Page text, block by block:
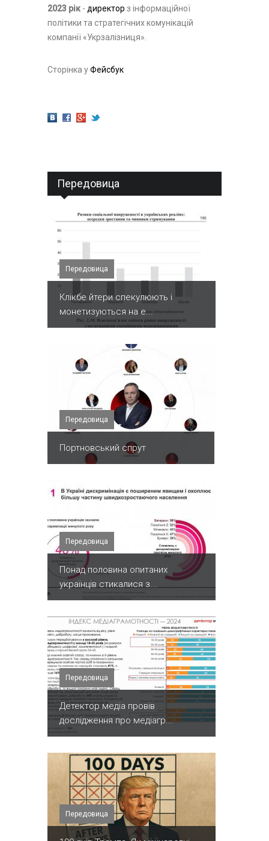
2023 рік - директор з інформаційної
політики та стратегічних комунікацій
компанії «Укрзалізниця».
Сторінка уФейсбук
Передовица
Передовица
Клікбе йтери спекулюють і
монетизуються на е...
Передовица
Портновський спрут
Передовица
Понад половина опитаних
українців стикалися з...
Передовица
Детектор медіа провів
дослідження про медіагр...
Передовица